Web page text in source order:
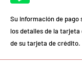
Su información de pago
los detalles de la
de su tarjeta de crédito.